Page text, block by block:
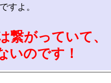
すよ。
繋がっていて、
いのです！